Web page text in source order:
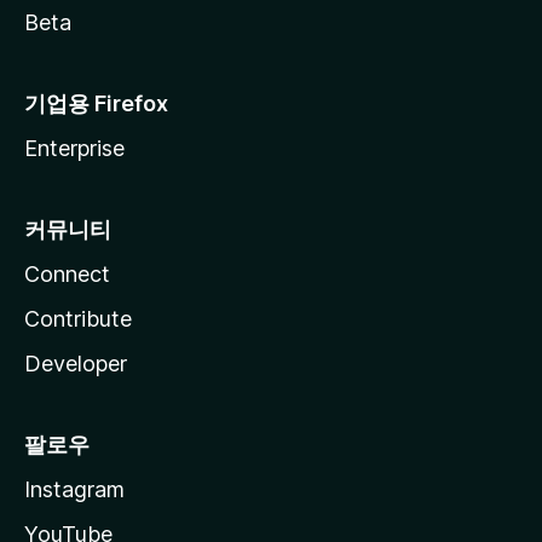
Beta
기업용 Firefox
Enterprise
커뮤니티
Connect
Contribute
Developer
팔로우
Instagram
YouTube